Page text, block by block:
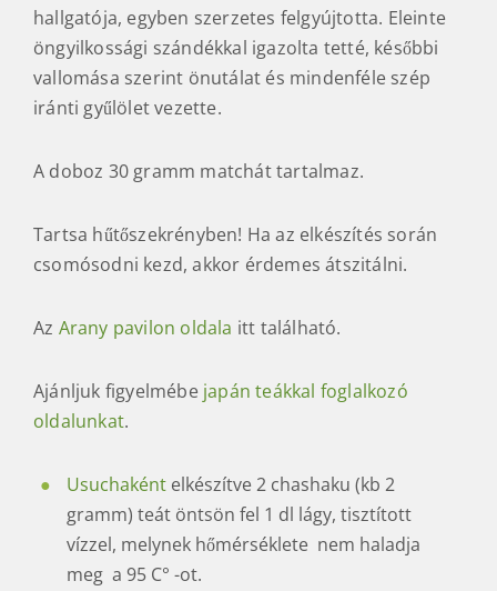
hallgatója, egyben szerzetes felgyújtotta. Eleinte
öngyilkossági szándékkal igazolta tetté, későbbi
vallomása szerint önutálat és mindenféle szép
iránti gyűlölet vezette.
A doboz 30 gramm matchát tartalmaz.
Tartsa hűtőszekrényben! Ha az elkészítés során
csomósodni kezd, akkor érdemes átszitálni.
Az Arany pavilon oldala itt található.
Ajánljuk figyelmébejapán teákkal foglalkozó
oldalunkat.
Usuchaként elkészítve 2 chashaku (kb 2
gramm) teát öntsön fel 1 dl lágy, tisztított
vízzel, melynek hőmérséklete nem haladja
meg a 95 C° -ot.